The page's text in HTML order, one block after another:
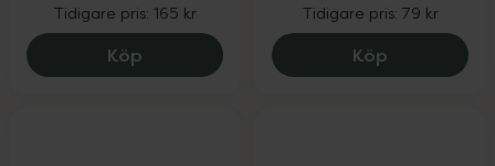
Tidigare pris: 165 kr
Köp Nicotinell 14 mg/24 timmar, 140.25 kr.
Tidigare pris: 79 kr
Köp Nicotinell